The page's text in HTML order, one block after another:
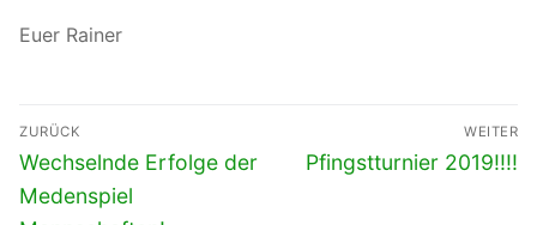
Euer Rainer
Beitragsnavigation
ZURÜCK
Vorheriger
Beitrag:
Wechselnde Erfolge der
Medenspiel
WEITER
Nächster
Pfingstturnier 2019!!!!